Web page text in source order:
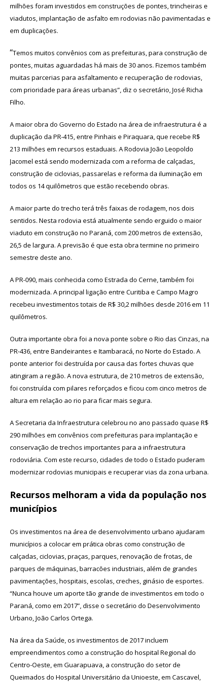
milhões foram investidos em construções de pontes, trincheiras e
viadutos, implantação de asfalto em rodovias não pavimentadas e
em duplicações.
“Temos muitos convênios com as prefeituras, para construção de
pontes, muitas aguardadas há mais de 30 anos. Fizemos também
muitas parcerias para asfaltamento e recuperação de rodovias,
com prioridade para áreas urbanas”, diz o secretário, José Richa
Filho.
A maior obra do Governo do Estado na área de infraestrutura é a
duplicação da PR-415, entre Pinhais e Piraquara, que recebe R$
213 milhões em recursos estaduais. A Rodovia João Leopoldo
Jacomel está sendo modernizada com a reforma de calçadas,
construção de ciclovias, passarelas e reforma da iluminação em
todos os 14 quilômetros que estão recebendo obras.
A maior parte do trecho terá três faixas de rodagem, nos dois
sentidos. Nesta rodovia está atualmente sendo erguido o maior
viaduto em construção no Paraná, com 200 metros de extensão,
26,5 de largura. A previsão é que esta obra termine no primeiro
semestre deste ano.
A PR-090, mais conhecida como Estrada do Cerne, também foi
modernizada. A principal ligação entre Curitiba e Campo Magro
recebeu investimentos totais de R$ 30,2 milhões desde 2016 em 11
quilômetros.
Outra importante obra foi a nova ponte sobre o Rio das Cinzas, na
PR-436, entre Bandeirantes e Itambaracá, no Norte do Estado. A
ponte anterior foi destruída por causa das fortes chuvas que
atingiram a região. A nova estrutura, de 210 metros de extensão,
foi construída com pilares reforçados e ficou com cinco metros de
altura em relação ao rio para ficar mais segura.
A Secretaria da Infraestrutura celebrou no ano passado quase R$
290 milhões em convênios com prefeituras para implantação e
conservação de trechos importantes para a infraestrutura
rodoviária. Com este recurso, cidades de todo o Estado puderam
modernizar rodovias municipais e recuperar vias da zona urbana.
Recursos melhoram a vida da população nos
municípios
Os investimentos na área de desenvolvimento urbano ajudaram
municípios a colocar em prática obras como construção de
calçadas, ciclovias, praças, parques, renovação de frotas, de
parques de máquinas, barracões industriais, além de grandes
pavimentações, hospitais, escolas, creches, ginásio de esportes.
“Nunca houve um aporte tão grande de investimentos em todo o
Paraná, como em 2017”, disse o secretário do Desenvolvimento
Urbano, João Carlos Ortega.
Na área da Saúde, os investimentos de 2017 incluem
empreendimentos como a construção do hospital Regional do
Centro-Oeste, em Guarapuava, a construção do setor de
Queimados do Hospital Universitário da Unioeste, em Cascavel,